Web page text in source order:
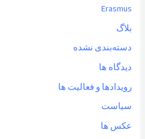
Erasmus
بلاگ
دسته‌بندی نشده
دیدگاه ها
رویدادها و فعالیت ها
سیاست
عکس ها